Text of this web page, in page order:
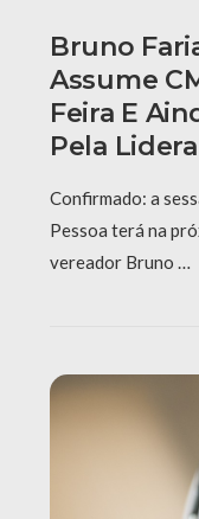
Bruno
Assume
Feira E
Pela
Confirmado: a
Pessoa terá na
vereador Bruno …